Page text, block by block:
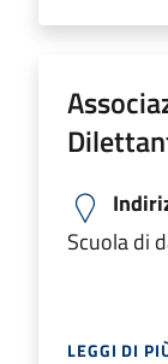
Scuola di
LEGGI DI